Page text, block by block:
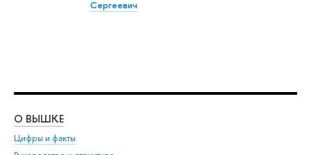
Сергеевич
О ВЫШКЕ
Цифры и факты